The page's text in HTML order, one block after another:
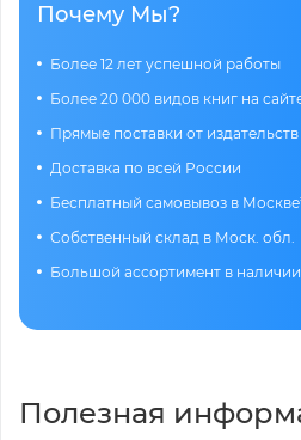
Почему Мы?
Более 12 лет успешной работы
Более 20 000 видов книг на
Прямые поставки от издательств
Доставка по всей России
Бесплатный самовывоз в
Собственный склад в Моск. обл.
Большой ассортимент в наличии
Полезная